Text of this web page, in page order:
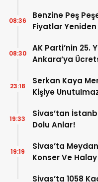
Benzine Peş
Fiyatlar
08:36
AK Parti’nin 25.
Ankara’ya
08:30
Serkan Kaya
Kişiye
23:18
Sivas’tan
Dolu Anlar!
19:33
Sivas’ta
Konser Ve
19:19
Sivas’ta 1058